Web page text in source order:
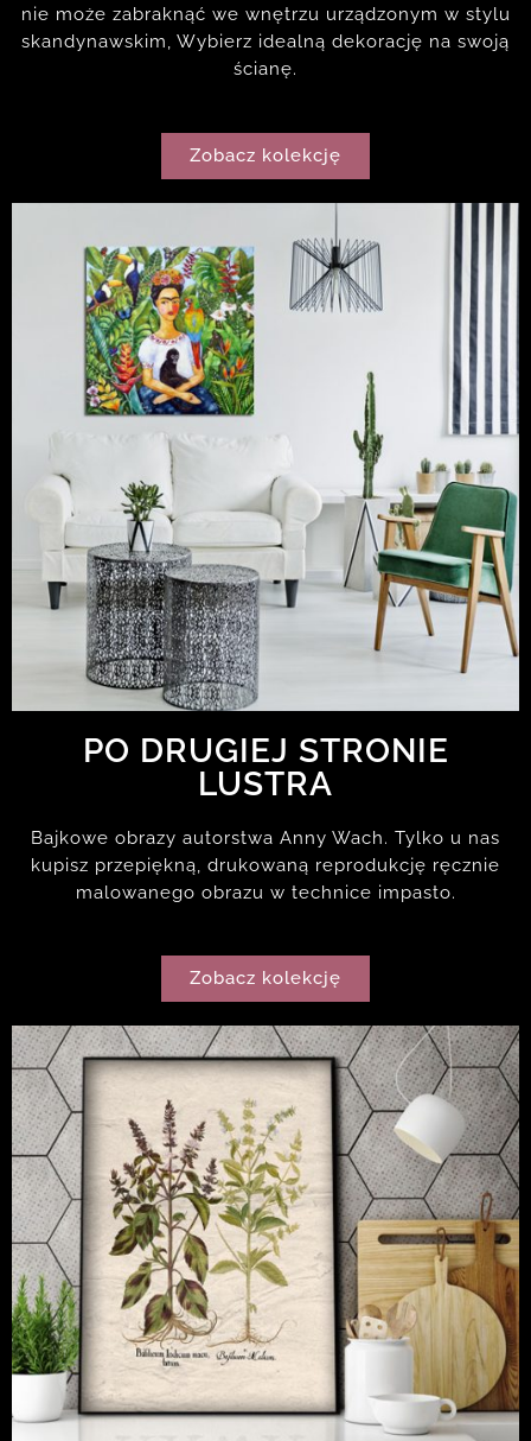
nie może zabraknąć we wnętrzu urządzonym w stylu
skandynawskim, Wybierz idealną dekorację na swoją
ścianę.
Zobacz kolekcję
PO DRUGIEJ STRONIE
LUSTRA
Bajkowe obrazy autorstwa Anny Wach. Tylko u nas
kupisz przepiękną, drukowaną reprodukcję ręcznie
malowanego obrazu w technice impasto.
Zobacz kolekcję